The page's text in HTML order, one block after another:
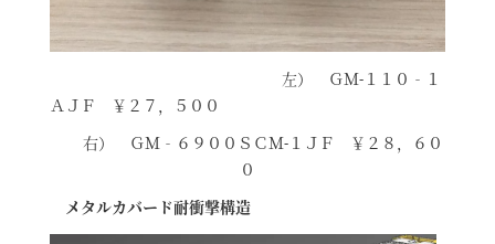
左） ＧＭ-１１０‐１
ＡＪＦ ￥２７，５００
右） ＧＭ‐６９００ＳＣＭ-１ＪＦ ￥２８，６０
０
メタルカバード耐衝撃構造